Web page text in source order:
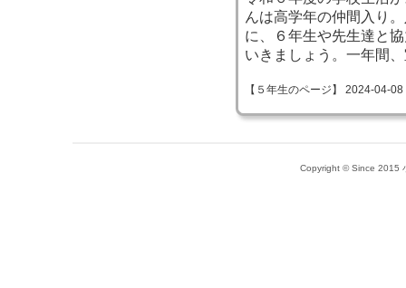
んは高学年の仲間入り
に、６年生や先生達と
いきましょう。一年間
【５年生のページ】 2024-04-
Copyright © Since 2015